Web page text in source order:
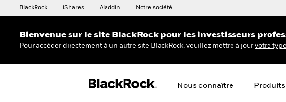
BlackRock iShares Aladdin Notre société
Bienvenue sur le site BlackRock pour les investisseurs
Pour accéder directement à un autre site BlackRock, veuillez mettre à jour votre
Nous connaître Produits